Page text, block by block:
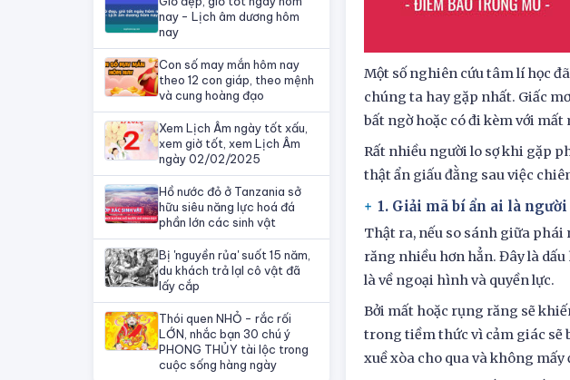
nay - Lịch âm dương hôm
nay
Con số may mắn hôm nay
theo 12 con giáp, theo mệnh
và cung hoàng đạo
Xem Lịch Âm ngày tốt xấu,
xem giờ tốt, xem Lịch Âm
ngày 02/02/2025
Hồ nước đỏ ở Tanzania sở
hữu siêu năng lực hoá đá
phần lớn các sinh vật
Bị 'nguyền rủa' suốt 15 năm,
du khách trả lạI cô vật đã
lấy cắp
Thói quen NHỎ - rắc rối
LỚN, nhắc bạn 30 chú ý
PHONG THỦY tài lộc trong
cuộc sống hàng ngày
Một số nghiên cứu tâm lí học
chúng ta hay gặp nhất. Giấc
bất ngờ hoặc có đi kèm với
Rất nhiều người lo sợ khi gặp
thật ẩn giấu đằng sau việc
1. Giải mã bí ẩn ai là
Thật ra, nếu so sánh giữa phái
răng nhiều hơn hẳn. Đây là
là về ngoại hình và quyền lực.
Bởi mất hoặc rụng răng sẽ
trong tiềm thức vì cảm giác sẽ
xuề xòa cho qua và không mấy